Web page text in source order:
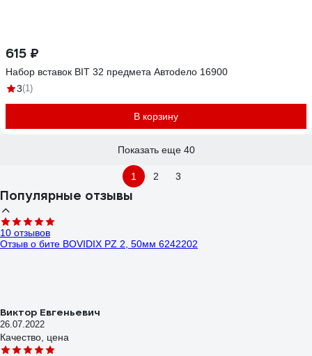
615 ₽
Набор вставок BIT 32 предмета Автоdело 16900
3(1)
В корзину
Показать еще 40
1 2 3
Популярные отзывы
10 отзывов
Отзыв о бите BOVIDIX РZ 2, 50мм 6242202
Виктор Евгеньевич
26.07.2022
Качество, цена